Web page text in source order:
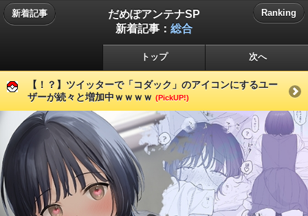
新着記事
だめぽアンテナSP
新着記事： 総合
Ranking
トップ 次へ
【！？】ツイッターで「コダック」のアイコンにするユー
ザーが続々と増加中ｗｗｗｗ (PickUP!)